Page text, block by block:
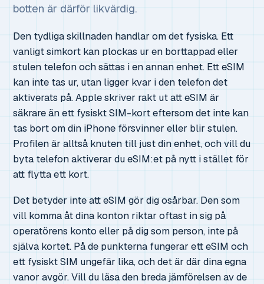
botten är därför likvärdig.
Den tydliga skillnaden handlar om det fysiska. Ett
vanligt simkort kan plockas ur en borttappad eller
stulen telefon och sättas i en annan enhet. Ett eSIM
kan inte tas ur, utan ligger kvar i den telefon det
aktiverats på. Apple skriver rakt ut att eSIM är
säkrare än ett fysiskt SIM-kort eftersom det inte kan
tas bort om din iPhone försvinner eller blir stulen.
Profilen är alltså knuten till just din enhet, och vill du
byta telefon aktiverar du eSIM:et på nytt i stället för
att flytta ett kort.
Det betyder inte att eSIM gör dig osårbar. Den som
vill komma åt dina konton riktar oftast in sig på
operatörens konto eller på dig som person, inte på
själva kortet. På de punkterna fungerar ett eSIM och
ett fysiskt SIM ungefär lika, och det är där dina egna
vanor avgör. Vill du läsa den breda jämförelsen av de